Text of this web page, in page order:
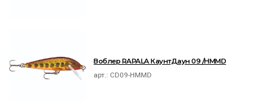
Воблер RAPALA КаунтДаун 09 /HMMD
арт.: CD09-HMMD